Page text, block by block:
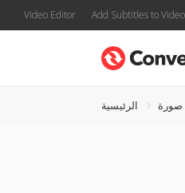
Video Editor Add Subtitles to Video
الرئيسية صورة